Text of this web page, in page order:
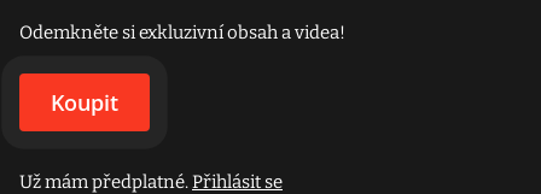
Odemkněte si exkluzivní obsah a videa!
Koupit
Už mám předplatné.Přihlásit se